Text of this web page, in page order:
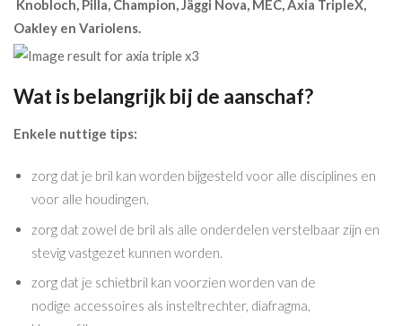
Knobloch, Pilla, Champion, Jäggi Nova, MEC, Axia TripleX,
Oakley en Variolens.
Wat is belangrijk bij de aanschaf?
Enkele nuttige tips:
zorg dat je bril kan worden bijgesteld voor alle disciplines en
voor alle houdingen.
zorg dat zowel de bril als alle onderdelen verstelbaar zijn en
stevig vastgezet kunnen worden.
zorg dat je schietbril kan voorzien worden van de
nodige accessoires als insteltrechter, diafragma,